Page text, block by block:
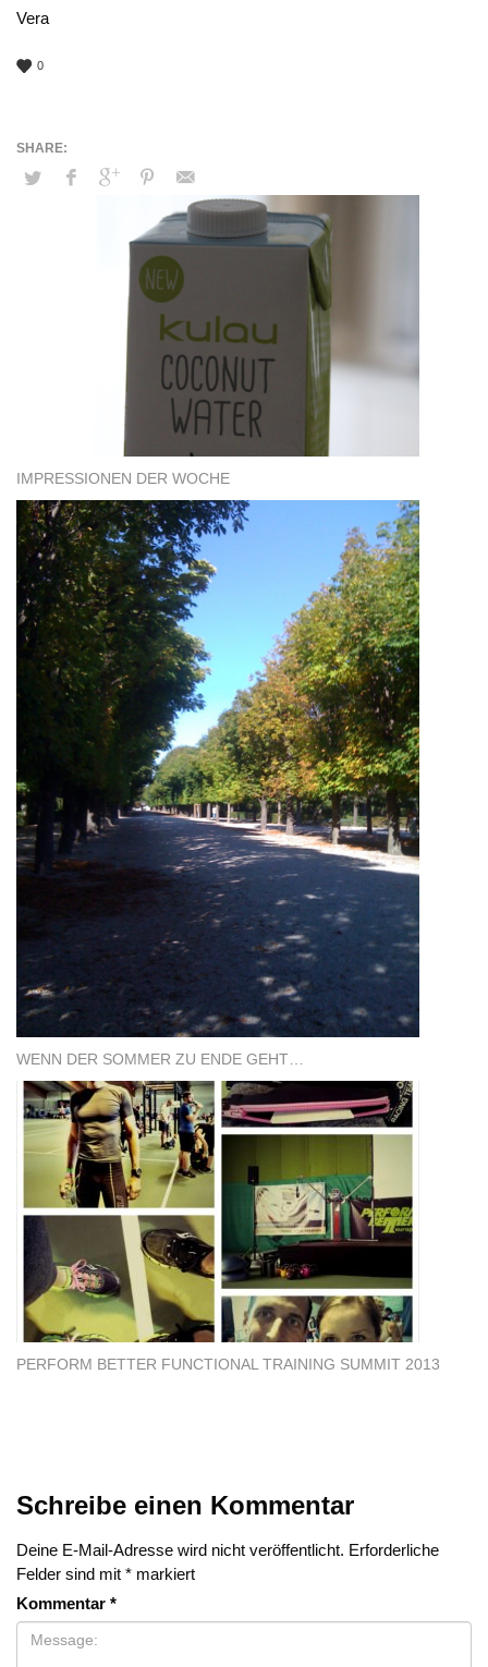
Vera
0
IMPRESSIONEN DER WOCHE
WENN DER SOMMER ZU ENDE GEHT…
PERFORM BETTER FUNCTIONAL TRAINING SUMMIT 2013
Schreibe einen Kommentar
Deine E-Mail-Adresse wird nicht veröffentlicht. Erforderliche
Felder sind mit * markiert
Kommentar *